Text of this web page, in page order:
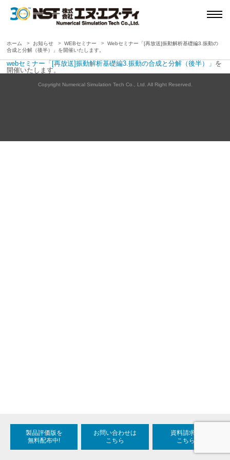
ホーム お知らせ WEBセミナー
Webセミナー「[再放送]振動解析基礎編3.振動の
合成と分解（後半）」を開催いたします。
webセミナー「[再放送]振動解析基礎編3.振動の合成と分解（後半）」 を
開催いたします。
Copyright Numerical Simulation Tech Co., Ltd. All Right Reserved.
製品評価版を
無料配布中!
お問い合わせは
こちら
資料請求は
こちら